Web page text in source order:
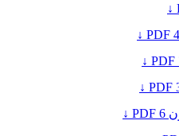
4
PDF ↓
PDF ↓
PDF ↓
6
PDF ↓